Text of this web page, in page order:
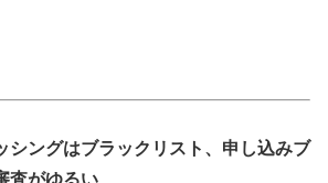
シングはブラックリスト、申し込みブ
査がゆるい